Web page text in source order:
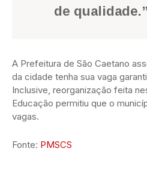
de qualidade.”
A Prefeitura de São Caetano
da cidade tenha sua vaga
Inclusive, reorganização feita
Educação permitiu que o
vagas.
Fonte: PMSCS